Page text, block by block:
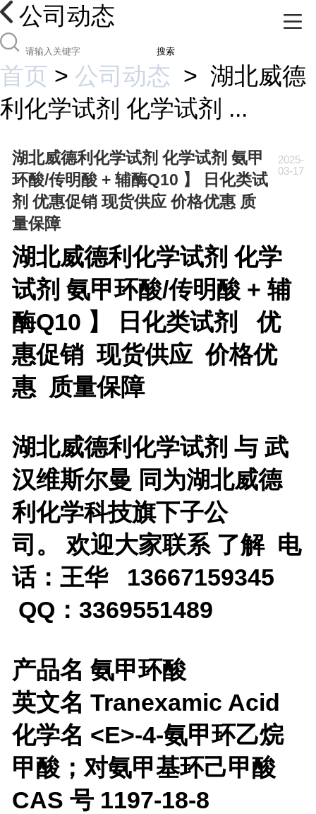
公司动态
搜索
首页 > 公司动态 > 湖北威德
利化学试剂 化学试剂 ...
湖北威德利化学试剂 化学试剂 氨甲
环酸/传明酸 + 辅酶Q10 】 日化类试
剂 优惠促销 现货供应 价格优惠 质
量保障
2025-
03-17
湖北威德利化学试剂 化学
试剂 氨甲环酸/传明酸 + 辅
酶Q10 】 日化类试剂
优
惠促销 现货供应 价格优
惠 质量保障
湖北威德利化学试剂 与 武
汉维斯尔曼 同为湖北威德
利化学科技旗下子公
司。 欢迎大家联系 了解 电
话：王华 13667159345
QQ：3369551489
产品名 氨甲环酸
英文名 Tranexamic Acid
化学名 <E>-4-氨甲环乙烷
甲酸；对氨甲基环己甲酸
CAS 号 1197-18-8